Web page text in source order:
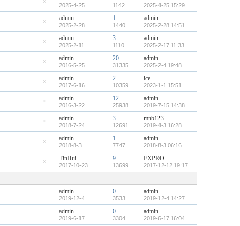
帖
藏
置
帖
2025-4-25 1142 2025-4-25 15:29
藏
置
帖
admin
2025-2-28
1
1440
admin
2025-2-28 14:51
藏
置
帖
admin
2025-2-11
3
1110
admin
2025-2-17 11:33
藏
置
帖
admin
2016-5-25
20
31335
admin
2025-2-4 19:48
藏
置
帖
admin
2017-6-16
2
10359
ice
2023-1-1 15:51
藏
置
帖
admin
2016-3-22
12
25938
admin
2019-7-15 14:38
藏
置
帖
admin
2018-7-24
3
12691
mnb123
2019-4-3 16:28
藏
置
帖
admin
2018-8-3
1
7747
admin
2018-8-3 06:16
藏
顶
TinHui
2017-10-23
9
13699
FXPRO
2017-12-12 19:17
admin
2019-12-4
0
3533
admin
2019-12-4 14:27
admin
2019-6-17
0
3304
admin
2019-6-17 16:04